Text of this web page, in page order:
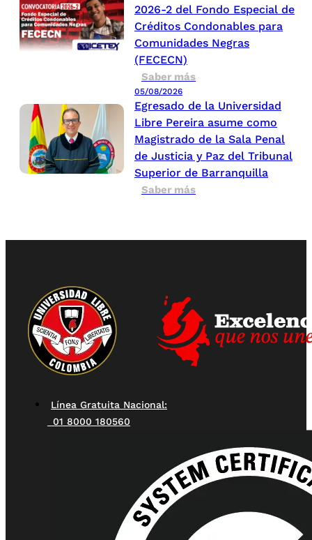
2026-2 del Fondo Especial de
Créditos Condonables para
Comunidades Negras
(FECECN)
Saber más
05/08/2026
Egresado de la Universidad
Libre Pereira asume como
Magistrado de la Sala Penal
de Justicia y Paz del Tribunal
Superior de Barranquilla
Saber más
Línea Gratuita Nacional:
01 8000 180560